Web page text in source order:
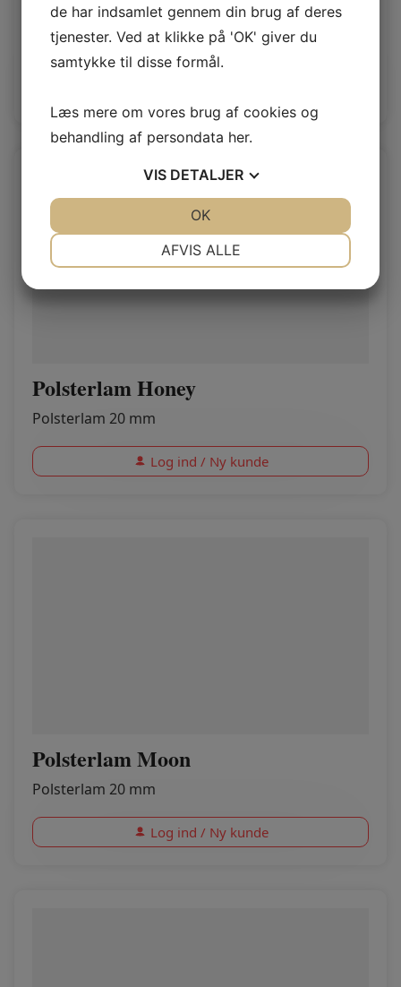
Rio Calypsy
Rio 1,4/1,6mm
Polsterlam Honey
Polsterlam 20 mm
Log ind / Ny kunde
Polsterlam Moon
Polsterlam 20 mm
Log ind / Ny kunde
de har indsamlet gennem din brug af deres
tjenester. Ved at klikke på 'OK' giver du
samtykke til disse formål.
Læs mere om vores brug af cookies og
behandling af persondata her.
VIS DETALJER
AFVIS ALLE
OK